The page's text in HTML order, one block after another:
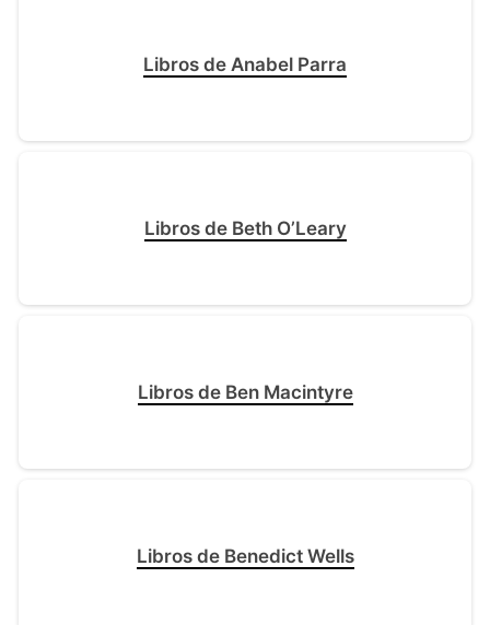
Libros de Anabel Parra
Libros de Beth O’Leary
Libros de Ben Macintyre
Libros de Benedict Wells